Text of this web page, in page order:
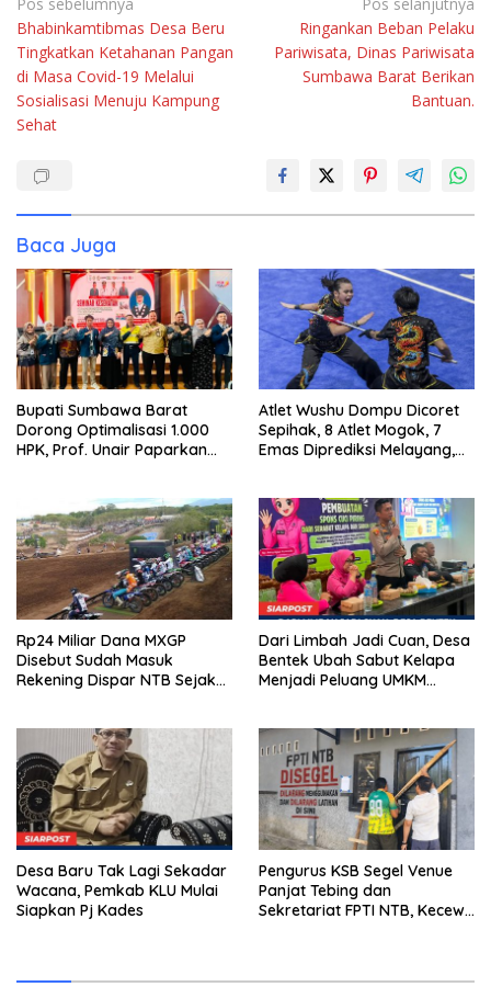
Navigasi
pos
Bhabinkamtibmas Desa Beru
Tingkatkan Ketahanan Pangan
di Masa Covid-19 Melalui
Sosialisasi Menuju Kampung
Sehat
Ringankan Beban Pelaku
Pariwisata, Dinas Pariwisata
Sumbawa Barat Berikan
Bantuan.
Baca Juga
Bupati Sumbawa Barat
Dorong Optimalisasi 1.000
HPK, Prof. Unair Paparkan
Atlet Wushu Dompu Dicoret
Sepihak, 8 Atlet Mogok, 7
Emas Diprediksi Melayang,
Rp24 Miliar Dana MXGP
Disebut Sudah Masuk
Rekening Dispar NTB Sejak
Dari Limbah Jadi Cuan, Desa
Bentek Ubah Sabut Kelapa
Menjadi Peluang UMKM
Desa Baru Tak Lagi Sekadar
Wacana, Pemkab KLU Mulai
Siapkan Pj Kades
Pengurus KSB Segel Venue
Panjat Tebing dan
Sekretariat FPTI NTB, Kecewa